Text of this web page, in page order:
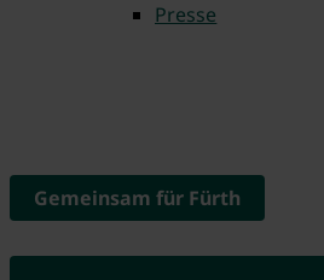
Presse
Gemeinsam für Fürth